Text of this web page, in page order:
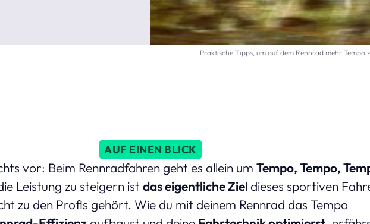
Praktische Tipps, um auf dem Rennrad mehr Tempo
AUF EINEN BLICK
vor: Beim Rennradfahren geht es allein um Tempo, Tempo,
Leistung zu steigern ist das eigentliche Ziel dieses sportiven
zu den Profis gehört. Wie du mit deinem Rennrad das Tempo